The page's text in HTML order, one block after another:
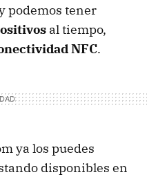
podemos tener
al tiempo,
NFC.
ya los puedes
disponibles en